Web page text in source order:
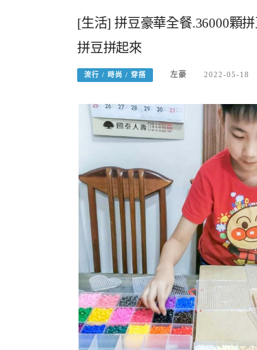
[生活] 拼豆豪華全餐.36000顆
拼豆拼起來
流行 / 時尚 / 穿搭 左豪 2022-05-18